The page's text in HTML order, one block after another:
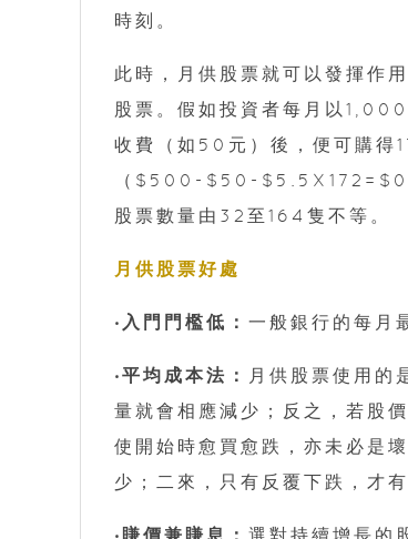
時刻。
此時，月供股票就可以發揮作
股票。假如投資者每月以
收費（如50元）後，便可購
（$500-$50-$5.5X172=$0.2
股票數量由32至164隻不等。
月供股票好處
‧入門門檻低： 一般銀行的每月
‧平均成本法：
月供股票使用的
量就會相應減少；反之，若股
使開始時愈買愈跌，亦未必是
少；二來，只有反覆下跌，才
‧賺價兼賺息： 選對持續增長的